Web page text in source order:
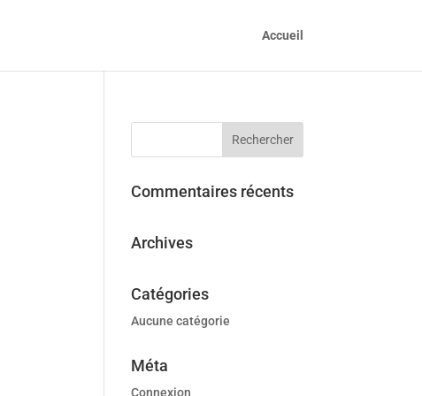
Accueil
Commentaires récents
Archives
Catégories
Aucune catégorie
Méta
Connexion